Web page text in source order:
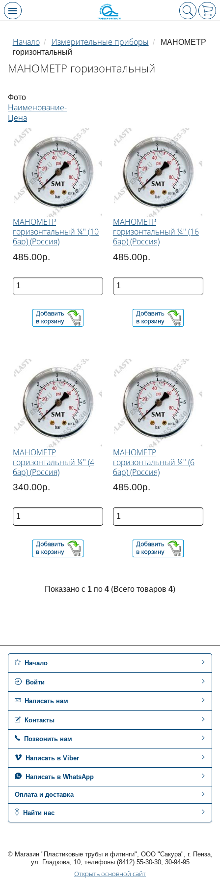
Начало / Измерительные приборы /
МАНОМЕТР
горизонтальный
МАНОМЕТР горизонтальный
Фото
Наименование-
Цена
МАНОМЕТР
горизонтальный ¼" (10
бар) (Россия)
485.00р.
МАНОМЕТР
горизонтальный ¼" (16
бар) (Россия)
485.00р.
МАНОМЕТР
горизонтальный ¼" (4
бар) (Россия)
340.00р.
МАНОМЕТР
горизонтальный ¼" (6
бар) (Россия)
485.00р.
Показано с 1 по 4 (Всего товаров 4)
Начало
Войти
Написать нам
Контакты
Позвонить нам
Написать в Viber
Написать в WhatsApp
Оплата и доставка
Найти нас
© Магазин "Пластиковые трубы и фитинги", ООО "Сакура", г. Пенза,
ул. Гладкова, 10, телефоны (8412) 55-30-30, 30-94-95
Открыть основной сайт